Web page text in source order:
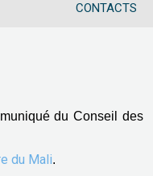
CONTACTS
du Conseil des
du Mali.